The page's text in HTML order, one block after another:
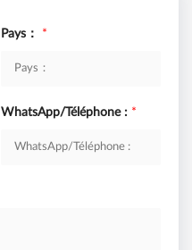
Pays： *
WhatsApp/Téléphone : *